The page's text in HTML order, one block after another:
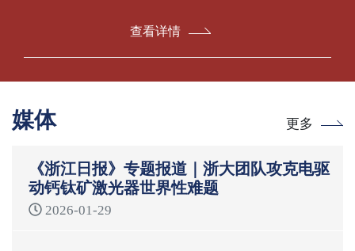
查看详情
媒体 更多
《浙江日报》专题报道｜浙大团队攻克电驱
动钙钛矿激光器世界性难题
2026-01-29